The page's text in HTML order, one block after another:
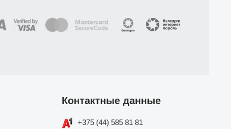
Контактные данные
+375 (44) 585 81 81